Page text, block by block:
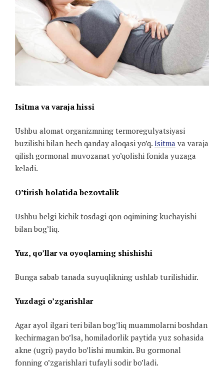
Isitma va varaja hissi
Ushbu alomat organizmning termoregulyatsiyasi
buzilishi bilan hech qanday aloqasi yo’q. Isitma va varaja
qilish gormonal muvozanat yo’qolishi fonida yuzaga
keladi.
O’tirish holatida bezovtalik
Ushbu belgi kichik tosdagi qon oqimining kuchayishi
bilan bog’liq.
Yuz, qo’llar va oyoqlarning shishishi
Bunga sabab tanada suyuqlikning ushlab turilishidir.
Yuzdagi o’zgarishlar
Agar ayol ilgari teri bilan bog’liq muammolarni boshdan
kechirmagan bo’lsa, homiladorlik paytida yuz sohasida
akne (ugri) paydo bo’lishi mumkin. Bu gormonal
fonning o’zgarishlari tufayli sodir bo’ladi.